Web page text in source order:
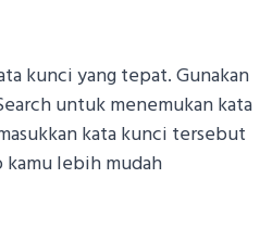
kunci yang tepat. Gunakan
untuk menemukan kata
kata kunci tersebut
lebih mudah